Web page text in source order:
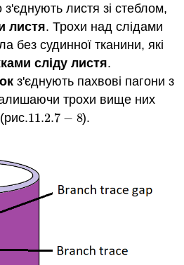
листя зі стеблом,
листя. Трохи над слідами
без судинної тканини, які
сліду листя.
з'єднують пахвові пагони з
трохи вище них
(рис.11.2.7 − 8
11.2.7 −8 ).